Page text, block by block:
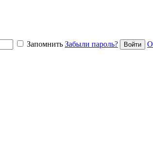
Запомнить Забыли пароль?